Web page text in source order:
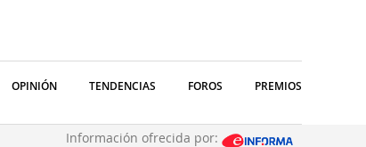
OPINIÓN TENDENCIAS FOROS PREMIOS
Información ofrecida por: